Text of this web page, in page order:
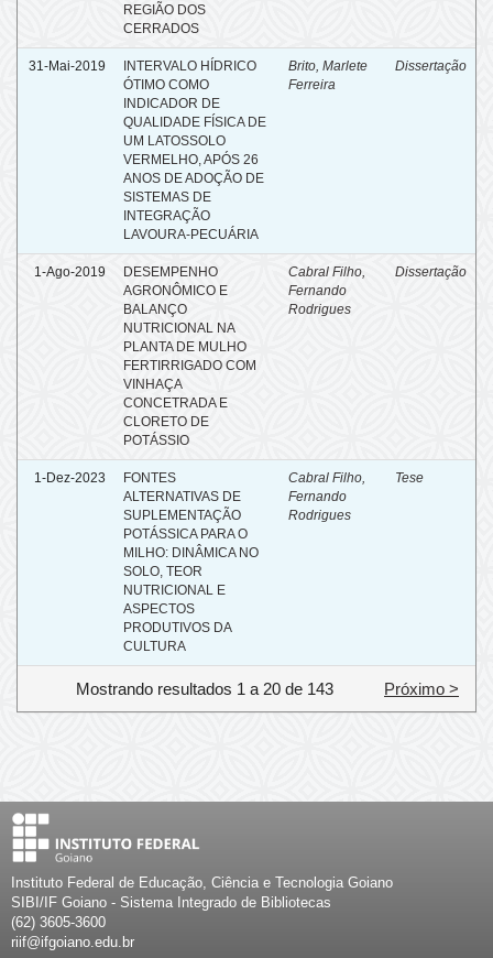
REGIÃO DOS
CERRADOS
31-Mai-2019
INTERVALO HÍDRICO
ÓTIMO COMO
INDICADOR DE
QUALIDADE FÍSICA DE
UM LATOSSOLO
VERMELHO, APÓS 26
ANOS DE ADOÇÃO DE
SISTEMAS DE
INTEGRAÇÃO
LAVOURA-PECUÁRIA
Brito, Marlete
Ferreira
Dissertação
1-Ago-2019
DESEMPENHO
AGRONÔMICO E
BALANÇO
NUTRICIONAL NA
PLANTA DE MULHO
FERTIRRIGADO COM
VINHAÇA
CONCETRADA E
CLORETO DE
POTÁSSIO
Cabral Filho,
Fernando
Rodrigues
Dissertação
1-Dez-2023
FONTES
ALTERNATIVAS DE
SUPLEMENTAÇÃO
POTÁSSICA PARA O
MILHO: DINÂMICA NO
SOLO, TEOR
NUTRICIONAL E
ASPECTOS
PRODUTIVOS DA
CULTURA
Cabral Filho,
Fernando
Rodrigues
Tese
Mostrando resultados 1 a 20 de 143 Próximo >
Instituto Federal de Educação, Ciência e Tecnologia Goiano
SIBI/IF Goiano - Sistema Integrado de Bibliotecas
(62) 3605-3600
riif@ifgoiano.edu.br